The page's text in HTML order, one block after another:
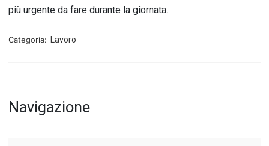
più urgente da fare durante la giornata.
Categoria: Lavoro
Navigazione